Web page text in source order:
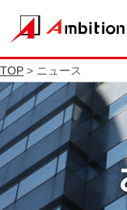
TOP > ニュース